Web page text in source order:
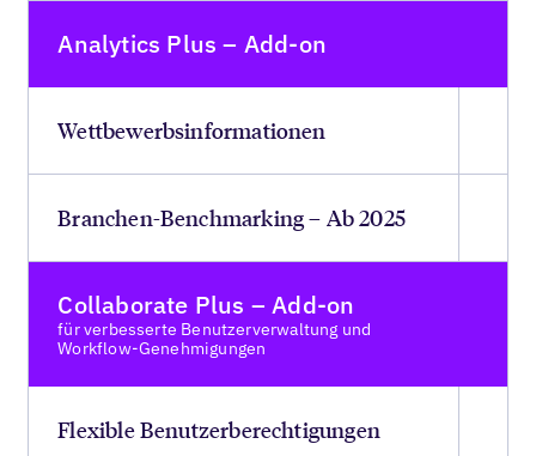
Analytics Plus – Add-on
Wettbewerbsinformationen
Branchen-Benchmarking – Ab 2025
Collaborate Plus – Add-on
für verbesserte Benutzerverwaltung und
Workflow-Genehmigungen
Flexible Benutzerberechtigungen